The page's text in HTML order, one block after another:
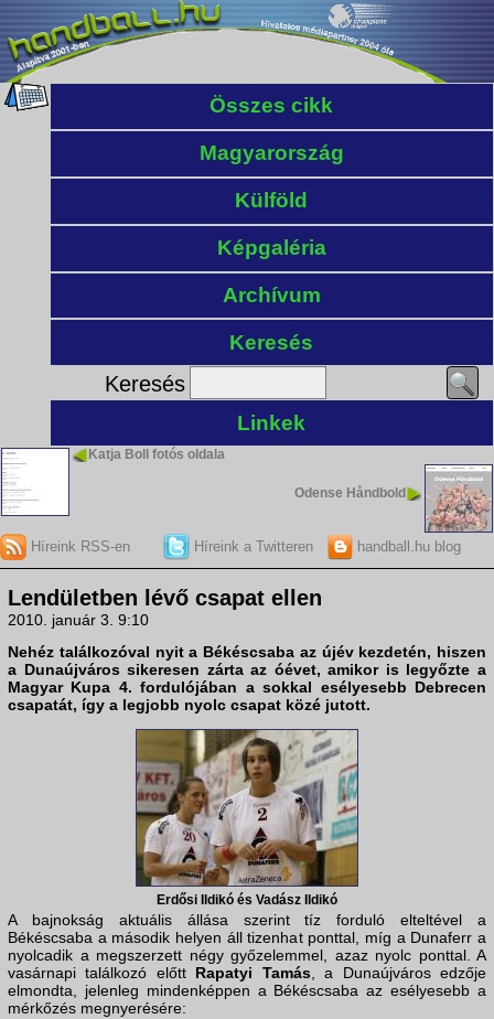
Összes cikk
Magyarország
Külföld
Képgaléria
Archívum
Keresés
Keresés
Linkek
Katja Boll fotós oldala
Odense Håndbold
Híreink RSS-en Híreink a Twitteren handball.hu blog
Lendületben lévő csapat ellen
2010. január 3. 9:10
Nehéz találkozóval nyit a Békéscsaba az újév kezdetén, hiszen
a Dunaújváros sikeresen zárta az óévet, amikor is legyőzte a
Magyar Kupa 4. fordulójában a sokkal esélyesebb Debrecen
csapatát, így a legjobb nyolc csapat közé jutott.
Erdősi Ildikó és Vadász Ildikó
A bajnokság aktuális állása szerint tíz forduló elteltével a
Békéscsaba a második helyen áll tizenhat ponttal, míg a Dunaferr a
nyolcadik a megszerzett négy győzelemmel, azaz nyolc ponttal. A
vasárnapi találkozó előtt Rapatyi Tamás , a Dunaújváros edzője
elmondta, jelenleg mindenképpen a Békéscsaba az esélyesebb a
mérkőzés megnyerésére: